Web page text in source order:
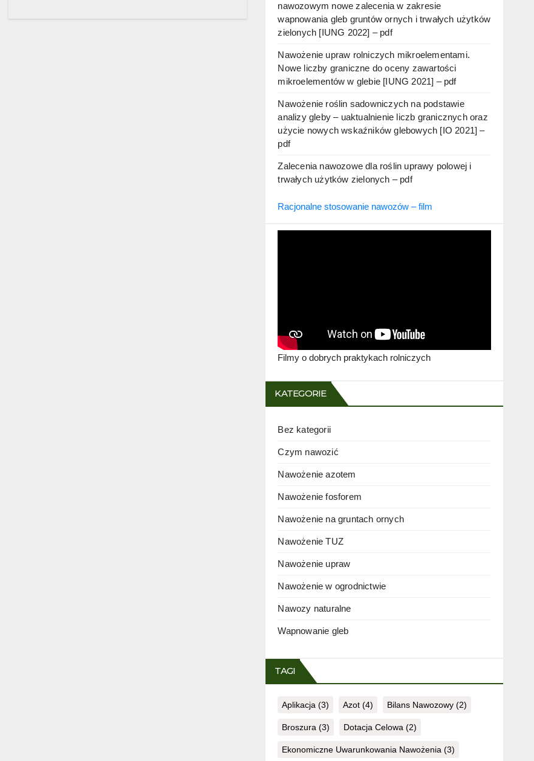
nawozowym nowe zalecenia w zakresie
wapnowania gleb gruntów ornych i trwałych użytków
zielonych [IUNG 2022] – pdf
Nawożenie upraw rolniczych mikroelementami.
Nowe liczby graniczne do oceny zawartości
mikroelementów w glebie [IUNG 2021] – pdf
Nawożenie roślin sadowniczych na podstawie
analizy gleby – uaktualnienie liczb granicznych oraz
użycie nowych wskaźników glebowych [IO 2021] –
pdf
Zalecenia nawozowe dla roślin uprawy polowej i
trwałych użytków zielonych – pdf
Racjonalne stosowanie nawozów – film
Filmy o dobrych praktykach rolniczych
KATEGORIE
Bez kategorii
Czym nawozić
Nawożenie azotem
Nawożenie fosforem
Nawożenie na gruntach ornych
Nawożenie TUZ
Nawożenie upraw
Nawożenie w ogrodnictwie
Nawozy naturalne
Wapnowanie gleb
TAGI
Aplikacja (3) Azot (4) Bilans Nawozowy (2)
Broszura (3) Dotacja Celowa (2)
Ekonomiczne Uwarunkowania Nawożenia (3)